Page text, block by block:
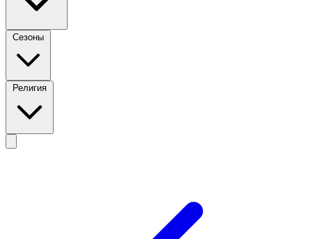
Сезоны
Религия